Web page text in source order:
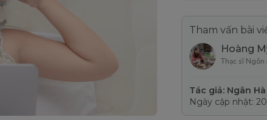
Tham vấn bài
Hoàng
Thạc sĩ
Tác giả: Ngân Hà
Ngày cập nhật: